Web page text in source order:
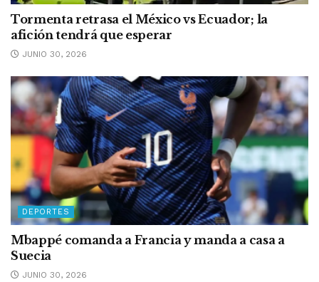
Tormenta retrasa el México vs Ecuador; la
afición tendrá que esperar
JUNIO 30, 2026
DEPORTES
Mbappé comanda a Francia y manda a casa a
Suecia
JUNIO 30, 2026